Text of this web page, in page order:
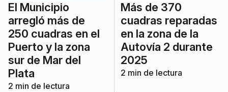
El Municipio
arregló más de
250 cuadras en el
Puerto y la zona
sur de Mar del
Plata
2 min de lectura
Más de 370
cuadras reparadas
en la zona de la
Autovía 2 durante
2025
2 min de lectura